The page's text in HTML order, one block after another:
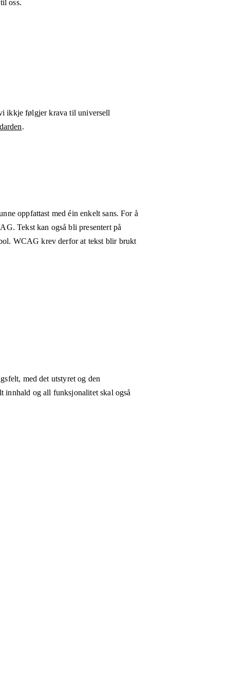
oss.
ikkje følgjer krava til universell
.
oppfattast med éin enkelt sans. For å
Tekst kan også bli presentert på
WCAG krev derfor at tekst blir brukt
med det utstyret og den
innhald og all funksjonalitet skal også